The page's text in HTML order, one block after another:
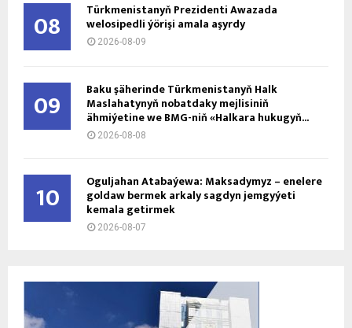
08 Türkmenistanyň Prezidenti Awazada
welosipedli ýörişi amala aşyrdy
2026-08-09
09 Baku şäherinde Türkmenistanyň Halk
Maslahatynyň nobatdaky mejlisiniň
ähmiýetine we BMG-niň «Halkara hukugyň...
2026-08-08
10 Oguljahan Atabaýewa: Maksadymyz – enelere
goldaw bermek arkaly sagdyn jemgyýeti
kemala getirmek
2026-08-07